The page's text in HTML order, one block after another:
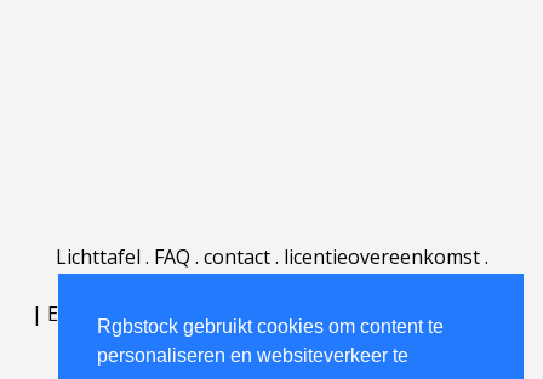
Rgbstock gebruikt cookies om content te
personaliseren en websiteverkeer te
Lichttafel . FAQ . contact. licentieovereenkomst.
| English | Deutsch Español | Português
Nederlands|